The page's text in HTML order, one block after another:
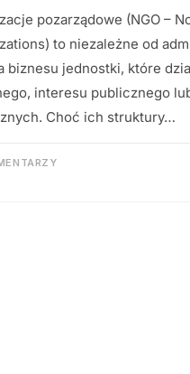
pozarządowe (NGO –
to niezależne od
biznesu jednostki, które
interesu publicznego
Choć ich struktury…